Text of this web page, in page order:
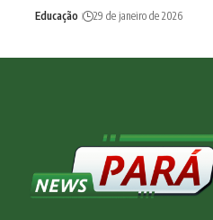
Educação 29 de janeiro de 2026